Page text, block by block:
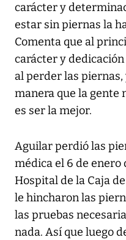
carácter y
estar sin piernas la
Comenta que al
carácter y
al perder las
manera que la gente
es ser la mejor.
Aguilar perdió las
médica el 6 de enero
Hospital de la Caja
le hincharon las
las pruebas
nada. Así que luego